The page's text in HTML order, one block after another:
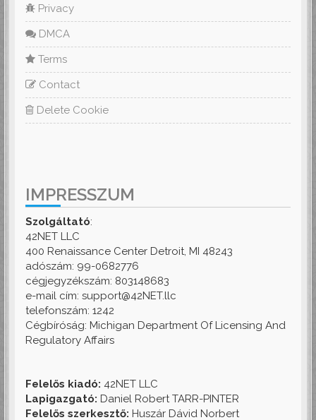
Privacy
DMCA
Terms
Contact
Delete Cookie
IMPRESSZUM
Szolgáltató:
42NET LLC
400 Renaissance Center Detroit, MI 48243
adószám: 99-0682776
cégjegyzékszám: 803148683
e-mail cím: support@42NET.llc
telefonszám: 1242
Cégbíróság: Michigan Department Of Licensing And
Regulatory Affairs
Felelős kiadó: 42NET LLC
Lapigazgató: Daniel Robert TARR-PINTER
Felelős szerkesztő: Huszár Dávid Norbert